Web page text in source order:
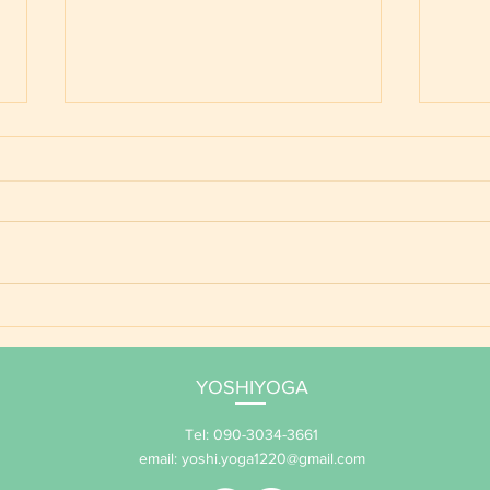
サポート 2026
YOSHIYOGA
Tel: 090-3034-3661
email: yoshi.yoga1220@gmail.com